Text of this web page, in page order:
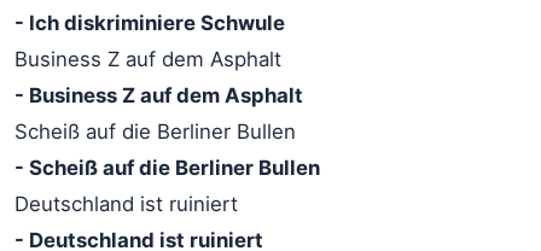
- Ich diskriminiere Schwule
Business Z auf dem Asphalt
- Business Z auf dem Asphalt
Scheiß auf die Berliner Bullen
- Scheiß auf die Berliner Bullen
Deutschland ist ruiniert
- Deutschland ist ruiniert